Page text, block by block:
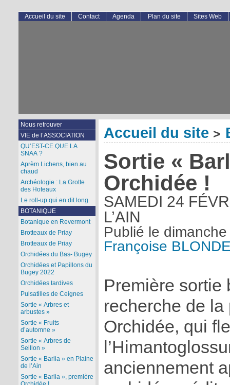
Accueil du site >
Sortie «
Orchidée !
SAMEDI 24
L’AIN
Publié le
Françoise
Première sortie
recherche de
Orchidée, qui
anciennement
Accueil du site Contact Agenda Plan du site Sites Web
Nous retrouver
VIE de l’ASSOCIATION
QU’EST-CE QUE LA
SNAA ?
Aprèm Lichens, bien au
chaud
Archéologie : La Grotte
des Hoteaux
Le roll-up qui en dit long
BOTANIQUE
Botanique en Revermont
Brotteaux de Priay
Brotteaux de Priay
Orchidées du Bas- Bugey
Orchidées et Papillons du
Bugey 2022
Orchidées tardives
Pulsatilles de Ceignes
Sortie « Arbres et
arbustes »
Sortie « Fruits
d’automne »
Sortie « Arbres de
Seillon »
Sortie « Barlia » en Plaine
de l’Ain
Sortie « Barlia », première